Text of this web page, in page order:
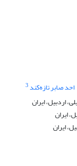
احد صابر تازه‌کند 3
اردبیل، ایران
ایران
ایران